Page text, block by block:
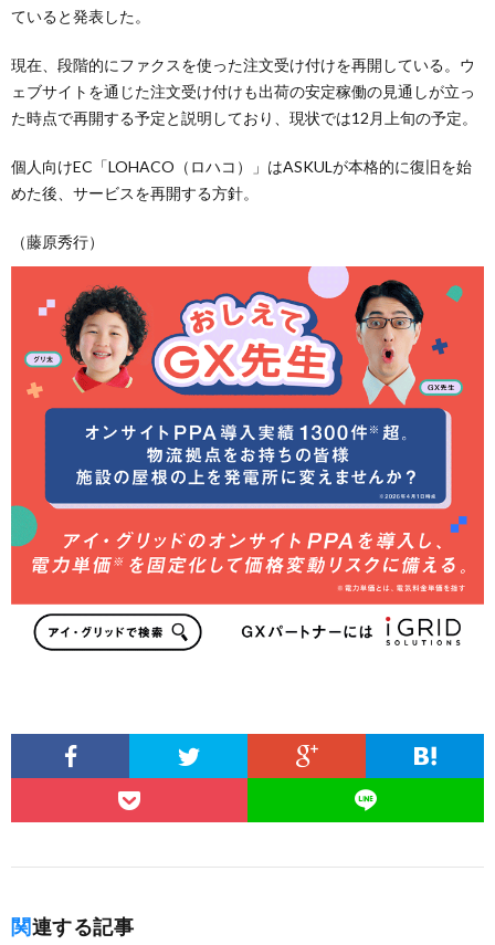
ていると発表した。
現在、段階的にファクスを使った注文受け付けを再開している。ウ
ェブサイトを通じた注文受け付けも出荷の安定稼働の見通しが立っ
た時点で再開する予定と説明しており、現状では12月上旬の予定。
個人向けEC「LOHACO（ロハコ）」はASKULが本格的に復旧を始
めた後、サービスを再開する方針。
（藤原秀行）
関連する記事